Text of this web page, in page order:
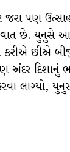
પણ
છે. યુનુસે
છીએ
દિશાનું
લાગ્યો,